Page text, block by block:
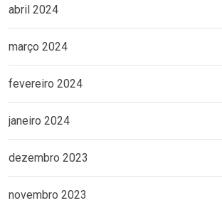
abril 2024
março 2024
fevereiro 2024
janeiro 2024
dezembro 2023
novembro 2023